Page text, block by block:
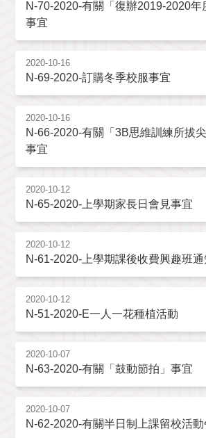
N-70-2020-有關「復辦2019-2020年
事宜
2020-10-16
N-69-2020-訂購冬季校服事宜
2020-10-16
N-66-2020-有關「3B思維訓練所拔
事宜
2020-10-12
N-65-2020-上學期家長日會見事宜
2020-10-12
N-61-2020-上學期課後收費興趣班通
2020-10-12
N-51-2020-E一人一花種植活動
2020-10-07
N-63-2020-有關「鼓動節拍」事宜
2020-10-07
N-62-2020-有關半日制上課留校活